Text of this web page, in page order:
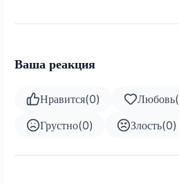
Ваша реакция
Нравится(0) Любовь(
Грустно(0) Злость(0)